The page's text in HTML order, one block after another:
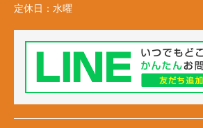
定休日： 水曜